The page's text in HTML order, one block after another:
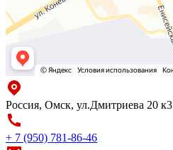
Россия, Омск, ул.Дмитриева 20 к3
+ 7 (950) 781-86-46